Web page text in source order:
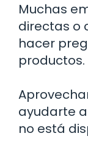
Muchas
directas o
hacer
productos.
ayudarte
no está